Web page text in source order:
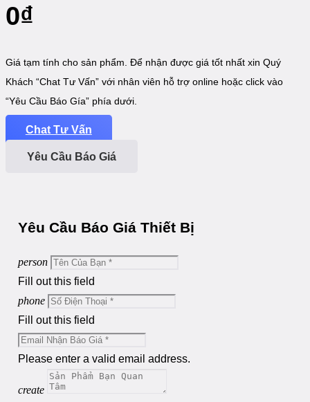
0₫
Giá tạm tính cho sản phẩm. Để nhận được giá tốt nhất xin Quý
Khách “Chat Tư Vấn” với nhân viên hỗ trợ online hoặc click vào
“Yêu Cầu Báo Gía” phía dưới.
Chat Tư Vấn
Yêu Cầu Báo Giá
Yêu Cầu Báo Giá Thiết Bị
person
Fill out this field
phone
Fill out this field
Please enter a valid email address.
create